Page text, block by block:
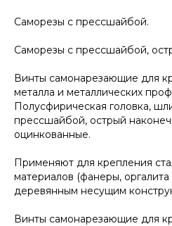
Саморезы с прессшайбой.
Саморезы с прессшайбой,
Винты самонарезающие для
металла и металлических
Полусфирическая головка,
прессшайбой, острый
оцинкованные.
Применяют для крепления
материалов (фанеры,
деревянным несущим
Винты самонарезающие для